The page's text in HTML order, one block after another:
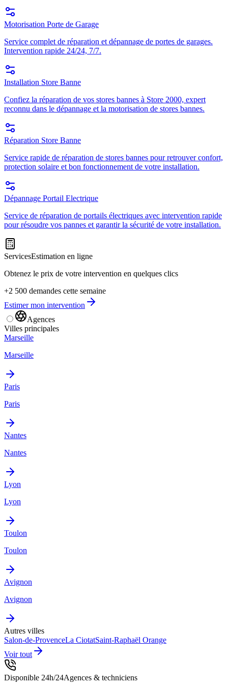
Motorisation Porte de Garage
Service complet de réparation et dépannage de portes de garages.
Intervention rapide 24/24, 7/7.
Installation Store Banne
Confiez la réparation de vos stores bannes à Store 2000, expert
reconnu dans le dépannage et la motorisation de stores bannes.
Réparation Store Banne
Service rapide de réparation de stores bannes pour retrouver confort,
protection solaire et bon fonctionnement de votre installation.
Dépannage Portail Electrique
Service de réparation de portails électriques avec intervention rapide
pour résoudre vos pannes et garantir la sécurité de votre installation.
ServicesEstimation en ligne
Obtenez le prix de votre intervention en quelques clics
+2 500 demandes cette semaine
Estimer mon intervention
Agences
Villes principales
Marseille
Marseille
Paris
Paris
Nantes
Nantes
Lyon
Lyon
Toulon
Toulon
Avignon
Avignon
Autres villes
Salon-de-ProvenceLa CiotatSaint-Raphaël Orange
Voir tout
Disponible 24h/24Agences & techniciens